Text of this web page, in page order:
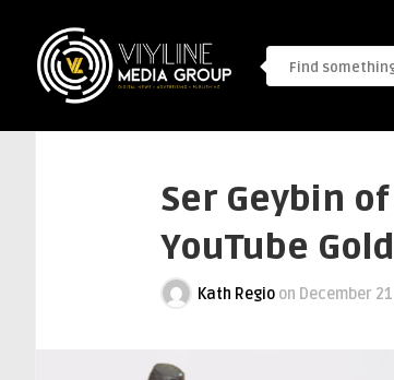
Ser Geybin
YouTube
Kath Regio on December